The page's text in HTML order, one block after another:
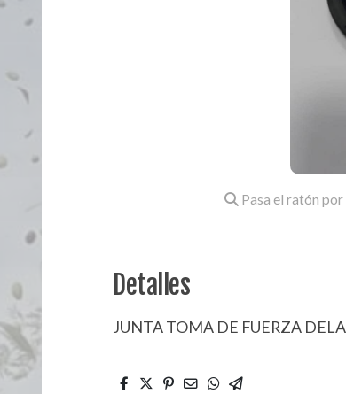
Pasa el ratón
Detalles
JUNTA TOMA DE FUERZA